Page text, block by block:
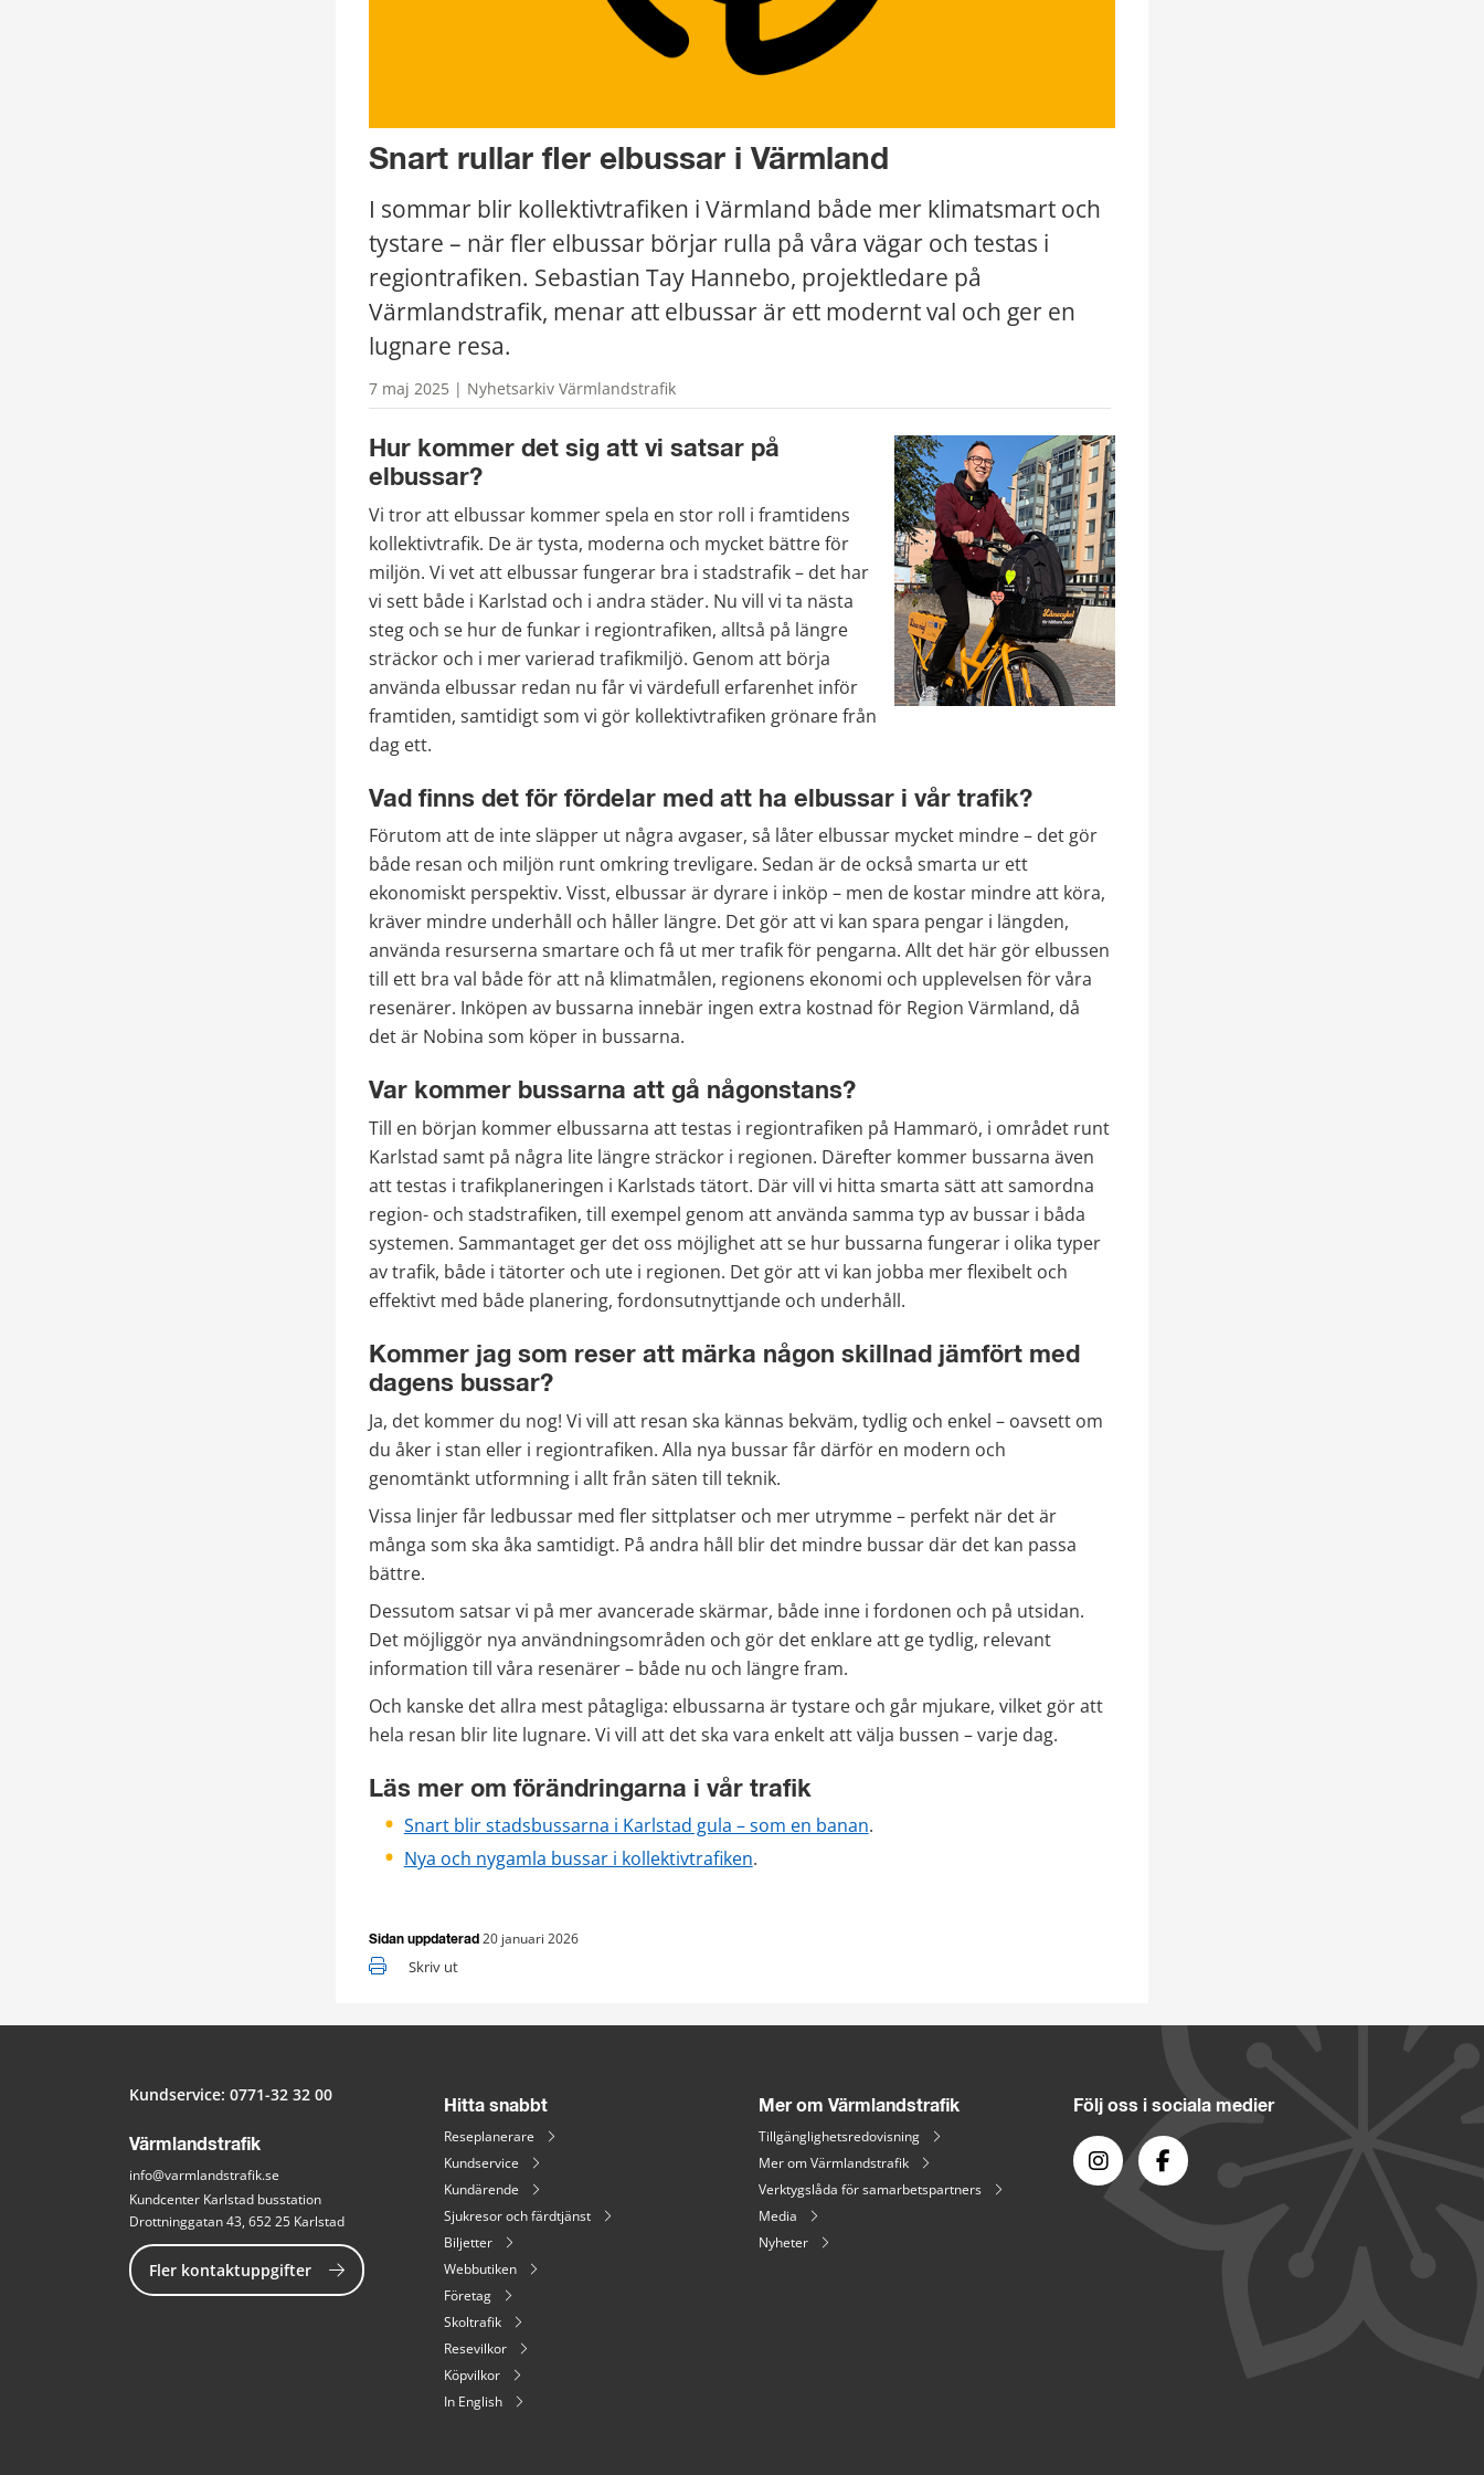
Snart rullar fler elbussar i Värmland
I sommar blir kollektivtrafiken i Värmland både mer klimatsmart och
tystare – när fler elbussar börjar rulla på våra vägar och testas i
regiontrafiken. Sebastian Tay Hannebo, projektledare på
Värmlandstrafik, menar att elbussar är ett modernt val och ger en
lugnare resa.
7 maj 2025 | Nyhetsarkiv Värmlandstrafik
Hur kommer det sig att vi satsar på
elbussar?
Vi tror att elbussar kommer spela en stor roll i framtidens
kollektivtrafik. De är tysta, moderna och mycket bättre för
miljön. Vi vet att elbussar fungerar bra i stadstrafik – det har
vi sett både i Karlstad och i andra städer. Nu vill vi ta nästa
steg och se hur de funkar i regiontrafiken, alltså på längre
sträckor och i mer varierad trafikmiljö. Genom att börja
använda elbussar redan nu får vi värdefull erfarenhet inför
framtiden, samtidigt som vi gör kollektivtrafiken grönare från
dag ett.
Vad finns det för fördelar med att ha elbussar i vår trafik?
Förutom att de inte släpper ut några avgaser, så låter elbussar mycket mindre – det gör
både resan och miljön runt omkring trevligare. Sedan är de också smarta ur ett
ekonomiskt perspektiv. Visst, elbussar är dyrare i inköp – men de kostar mindre att köra,
kräver mindre underhåll och håller längre. Det gör att vi kan spara pengar i längden,
använda resurserna smartare och få ut mer trafik för pengarna. Allt det här gör elbussen
till ett bra val både för att nå klimatmålen, regionens ekonomi och upplevelsen för våra
resenärer. Inköpen av bussarna innebär ingen extra kostnad för Region Värmland, då
det är Nobina som köper in bussarna.
Var kommer bussarna att gå någonstans?
Till en början kommer elbussarna att testas i regiontrafiken på Hammarö, i området runt
Karlstad samt på några lite längre sträckor i regionen. Därefter kommer bussarna även
att testas i trafikplaneringen i Karlstads tätort. Där vill vi hitta smarta sätt att samordna
region- och stadstrafiken, till exempel genom att använda samma typ av bussar i båda
systemen. Sammantaget ger det oss möjlighet att se hur bussarna fungerar i olika typer
av trafik, både i tätorter och ute i regionen. Det gör att vi kan jobba mer flexibelt och
effektivt med både planering, fordonsutnyttjande och underhåll.
Kommer jag som reser att märka någon skillnad jämfört med
dagens bussar?
Ja, det kommer du nog! Vi vill att resan ska kännas bekväm, tydlig och enkel – oavsett om
du åker i stan eller i regiontrafiken. Alla nya bussar får därför en modern och
genomtänkt utformning i allt från säten till teknik.
Vissa linjer får ledbussar med fler sittplatser och mer utrymme – perfekt när det är
många som ska åka samtidigt. På andra håll blir det mindre bussar där det kan passa
bättre.
Dessutom satsar vi på mer avancerade skärmar, både inne i fordonen och på utsidan.
Det möjliggör nya användningsområden och gör det enklare att ge tydlig, relevant
information till våra resenärer – både nu och längre fram.
Och kanske det allra mest påtagliga: elbussarna är tystare och går mjukare, vilket gör att
hela resan blir lite lugnare. Vi vill att det ska vara enkelt att välja bussen – varje dag.
Läs mer om förändringarna i vår trafik
Snart blir stadsbussarna i Karlstad gula – som en banan.
Nya och nygamla bussar i kollektivtrafiken.
Sidan uppdaterad 20 januari 2026
Skriv ut
Kundservice: 0771-32 32 00
Värmlandstrafik
info@varmlandstrafik.se
Kundcenter Karlstad busstation
Drottninggatan 43, 652 25 Karlstad
Fler kontaktuppgifter
Hitta snabbt
Reseplanerare
Kundservice
Kundärende
Sjukresor och färdtjänst
Biljetter
Webbutiken
Företag
Skoltrafik
Resevilkor
Köpvilkor
In English
Mer om Värmlandstrafik
Tillgänglighetsredovisning
Mer om Värmlandstrafik
Verktygslåda för samarbetspartners
Media
Nyheter
Följ oss i sociala medier